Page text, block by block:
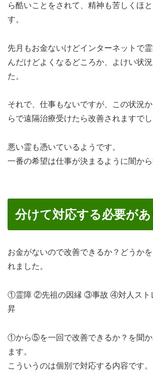
ら酷いことをされて、精神も苦しくほ
す。
先月もお金ないけどインターネットで
んだけどよくなるどころか、よけい状
た。
それで、仕事もないですが、この状況
らで遠隔治療受けたら改善されますで
悪い霊も憑いているようです。
一番の希望は仕事が決まるように闇から
分けて対応する必要が
お金がないので改善できるか？どうか
れました。
①霊障 ②先祖の因縁 ③事故 ④対人スト
昇
①から⑤を一回で改善できるか？を聞か
ます。
こういうのは個別で対応する内容です。